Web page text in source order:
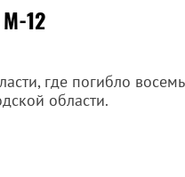
М-12
где погибло восемь
области.